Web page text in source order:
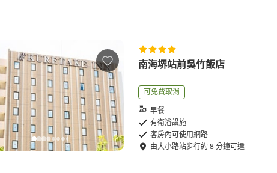
南海堺站前吳竹飯店
可免費取消
早餐
有衛浴設施
客房內可使用網路
由大小路站步行約8 分鐘可達